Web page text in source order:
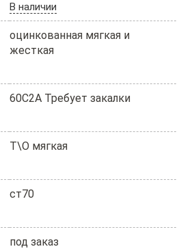
В наличии
оцинкованная мягкая и
жесткая
60С2А Требует закалки
Т\О мягкая
ст70
под заказ